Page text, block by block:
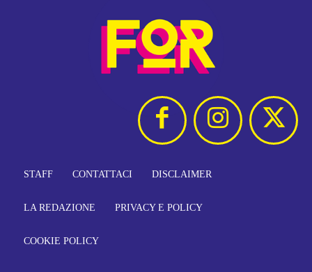
STAFF CONTATTACI DISCLAIMER
LA REDAZIONE PRIVACY E POLICY
COOKIE POLICY